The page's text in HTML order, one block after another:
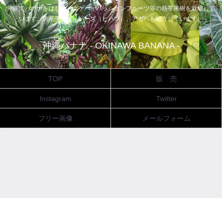
沖縄でバナナをはじめ、グァバ、パッションフルーツ等の熱帯果樹を栽培して
います。唐辛子、ピィパーズ（ヒハツ）、アガベも紹介しています。
沖縄バナナ - OKINAWA BANANA -
TOP 販 売
Instagram Twitter
フリー画像 メールフォーム